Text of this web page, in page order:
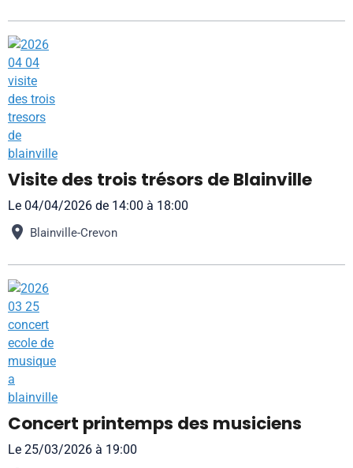
Visite des trois trésors de Blainville
Le 04/04/2026 de 14:00 à 18:00
Blainville-Crevon
Concert printemps des musiciens
Le 25/03/2026 à 19:00